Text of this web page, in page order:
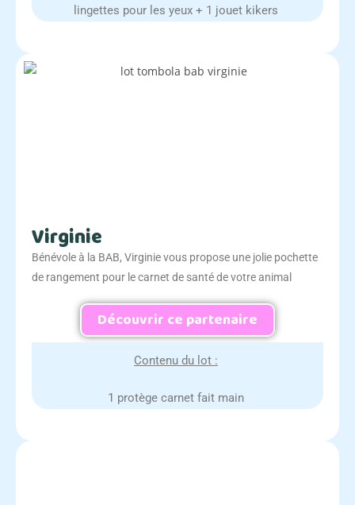
lingettes pour les yeux + 1 jouet kikers
Virginie
Bénévole à la BAB, Virginie vous propose une jolie pochette
de rangement pour le carnet de santé de votre animal
Découvrir ce partenaire
Contenu du lot :
1 protège carnet fait main